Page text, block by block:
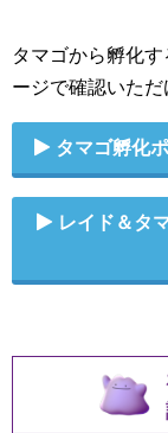
タマゴから孵化
ージで確認いただ
タマゴ孵化
レイド＆タ